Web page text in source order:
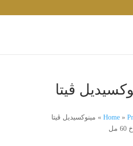
ڨيتا
Home»
» مينوكسيديل ڨيتا
مل